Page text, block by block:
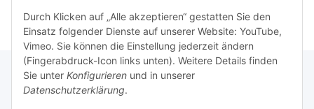
Durch Klicken auf „Alle akzeptieren“ gestatten Sie den
Einsatz folgender Dienste auf unserer Website: YouTube,
Vimeo. Sie können die Einstellung jederzeit ändern
(Fingerabdruck-Icon links unten). Weitere Details finden
Sie unter Konfigurieren und in unserer
Datenschutzerklärung.